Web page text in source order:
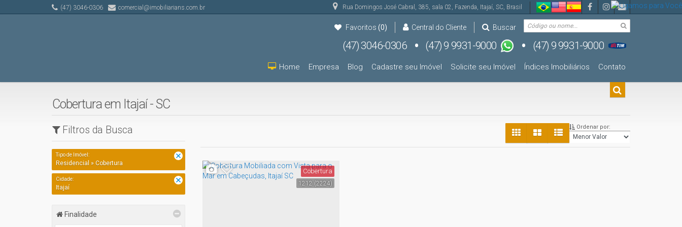
Rua Domingos José Cabral , 385, sala 02, Fazenda, Itajaí, SC, Brasil
(47) 3046-0306 comercial@imobiliarians.com.br
Buscar
Central do Cliente
Favoritos (0)
(47) 9 9931-9000 (47) 9 9931-9000
Contato
Índices Imobiliários
Solicite seu Imóvel
Cadastre seu Imóvel
Blog
Empresa
Home
Cobertura em Itajaí - SC
Filtros da Busca
Tipo de Imóvel:
Residencial » Cobertura
Cidade:
Itajaí
Finalidade
Ordenar por:
1212 (2224)
Cobertura